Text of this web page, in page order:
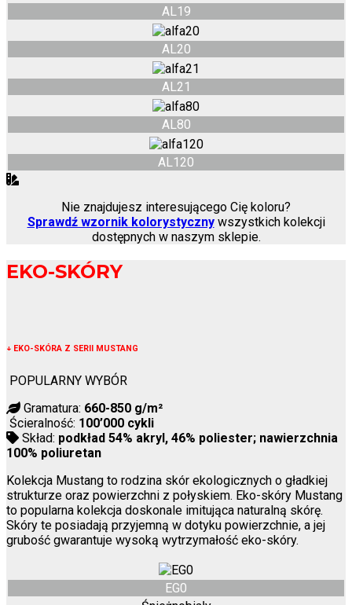
AL19
AL20
AL21
AL80
AL120
Nie znajdujesz interesującego Cię koloru?
Sprawdź wzornik kolorystycznywszystkich kolekcji
dostępnych w naszym sklepie.
EKO-SKÓRY
↓ EKO-SKÓRA Z SERII MUSTANG
POPULARNY WYBÓR
Gramatura: 660-850 g/m²
Ścieralność: 100’000 cykli
Skład: podkład 54% akryl, 46% poliester; nawierzchnia
100% poliuretan
Kolekcja Mustang to rodzina skór ekologicznych o gładkiej
strukturze oraz powierzchni z połyskiem. Eko-skóry Mustang
to popularna kolekcja doskonale imitująca naturalną skórę.
Skóry te posiadają przyjemną w dotyku powierzchnie, a jej
grubość gwarantuje wysoką wytrzymałość eko-skóry.
EG0